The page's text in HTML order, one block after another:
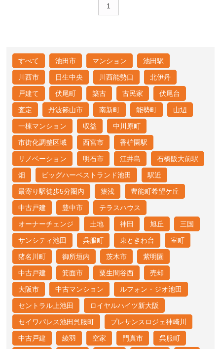
1
すべて 池田市 マンション 池田駅
川西市 日生中央 川西能勢口 北伊丹
戸建て 伏尾町 築古 古民家 伏尾台
査定 丹波篠山市 南新町 能勢町 山辺
一棟マンション 収益 中川原町
市街化調整区域 西宮市 香枦園駅
リノベーション 明石市 江井島 石橋阪大前駅
畑 ビッグハーベストランド池田 駅近
最寄り駅徒歩5分圏内 築浅 豊能町希望ケ丘
中古戸建 豊中市 テラスハウス
オーナーチェンジ 土地 神田 旭丘 三国
サンシティ池田 呉服町 東ときわ台 室町
猪名川町 御所垣内 茨木市 紫明園
中古戸建 箕面市 粟生間谷西 売却
大阪市 中古マンション ルフォン・ジオ池田
セントラル上池田 ロイヤルハイツ新大阪
セイワパレス池田呉服町 プレサンスロジェ神崎川
中古戸建 綾羽 空家 門真市 呉服町